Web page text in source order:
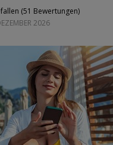
(51 Bewertungen)
2026